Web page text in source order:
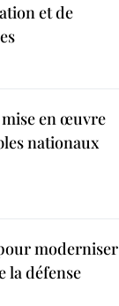
et de
en œuvre
nationaux
moderniser
la défense